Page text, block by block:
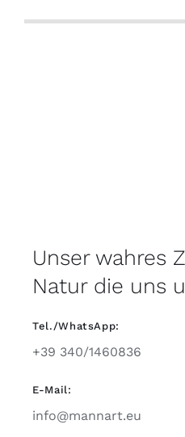
Unser wahres
Natur die uns
Tel./WhatsApp:
+39 340/1460836
E-Mail:
info@mannart.eu